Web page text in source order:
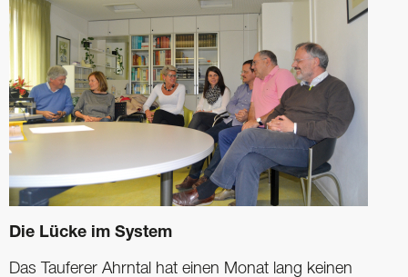
Die Lücke im System
Das Tauferer Ahrntal hat einen Monat lang keinen